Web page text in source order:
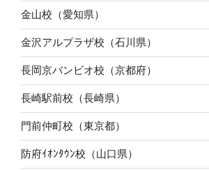
金山校（愛知県）
金沢アルプラザ校（石川県）
長岡京バンビオ校（京都府）
長崎駅前校（長崎県）
門前仲町校（東京都）
防府ｲｵﾝﾀｳﾝ校（山口県）